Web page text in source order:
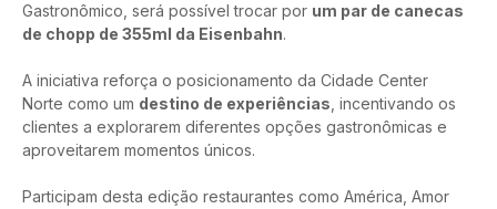
Gastronômico, será possível trocar por um par de canecas
de chopp de 355ml da Eisenbahn.
A iniciativa reforça o posicionamento da Cidade Center
Norte como um destino de experiências , incentivando os
clientes a explorarem diferentes opções gastronômicas e
aproveitarem momentos únicos.
Participam desta edição restaurantes como América, Amor